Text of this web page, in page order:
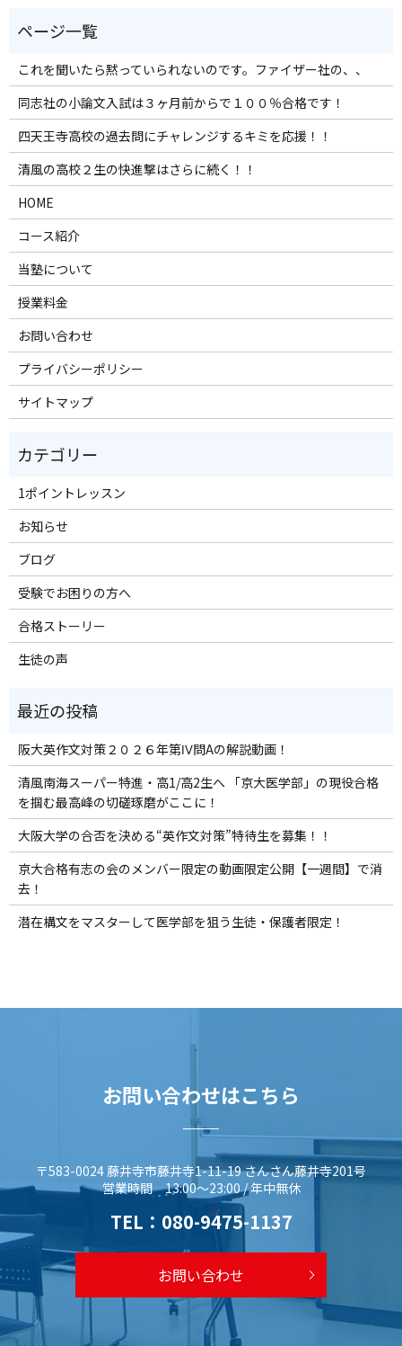
これを聞いたら黙っていられないのです。ファイザー社の、、
同志社の小論文入試は３ヶ月前からで１００％合格です！
四天王寺高校の過去問にチャレンジするキミを応援！！
清風の高校２生の快進撃はさらに続く！！
HOME
コース紹介
当塾について
授業料金
お問い合わせ
プライバシーポリシー
サイトマップ
1ポイントレッスン
お知らせ
ブログ
受験でお困りの方へ
合格ストーリー
生徒の声
阪大英作文対策２０２６年第Ⅳ問Aの解説動画！
清風南海スーパー特進・高1/高2生へ 「京大医学部」の現役合格
を掴む最高峰の切磋琢磨がここに！
大阪大学の合否を決める“英作文対策”特待生を募集！！
京大合格有志の会のメンバー限定の動画限定公開【一週間】で消
去！
潜在構文をマスターして医学部を狙う生徒・保護者限定！
お問い合わせはこちら
〒583-0024 藤井寺市藤井寺1-11-19 さんさん藤井寺201号
営業時間 13:00～23:00 / 年中無休
TEL： 080-9475-1137
お問い合わせ